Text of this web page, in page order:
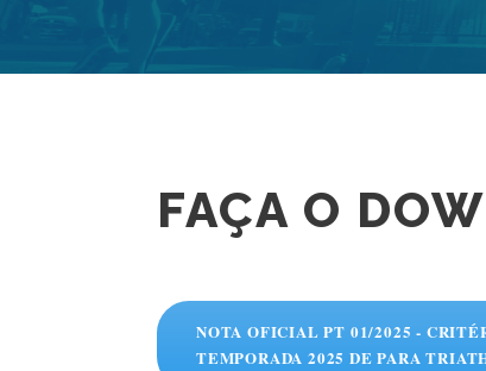
FAÇA O
NOTA OFICIAL PT 01/2025 -
TEMPORADA 2025 DE PARA